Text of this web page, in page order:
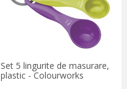
Set 5 lingurite de masurare,
plastic - Colourworks